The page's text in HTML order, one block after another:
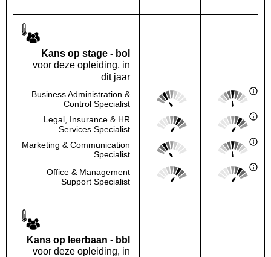
Kans op stage - bol
voor deze opleiding, in
dit jaar
Business Administration &
Control Specialist
Deze regio:
Score: 2 van 5
Landelijk
Score: 3 van
Legal, Insurance & HR
Services Specialist
Deze regio:
Score: 4 van 5
Landelijk
Score: 4 van
Marketing & Communication
Specialist
Deze regio:
Score: 2 van 5
Landelijk
Score: 3 van
Office & Management
Support Specialist
Deze regio:
Score: 4 van 5
Landelijk
Score: 4 van
Kans op leerbaan - bbl
voor deze opleiding, in